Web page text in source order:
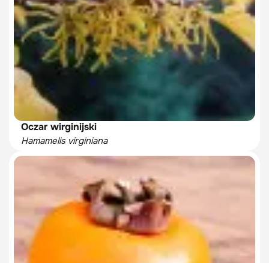
Oczar wirginijski
Hamamelis virginiana